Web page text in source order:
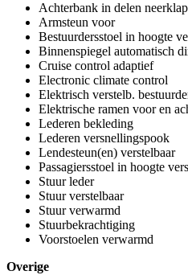
Achterbank in delen
Armsteun voor
Bestuurdersstoel in hoogte
Binnenspiegel automatisch
Cruise control adaptief
Electronic climate control
Elektrisch verstelb.
Elektrische ramen voor en
Lederen bekleding
Lederen versnellingspook
Lendesteun(en) verstelbaar
Passagiersstoel in hoogte
Stuur leder
Stuur verstelbaar
Stuur verwarmd
Stuurbekrachtiging
Voorstoelen verwarmd
Overige